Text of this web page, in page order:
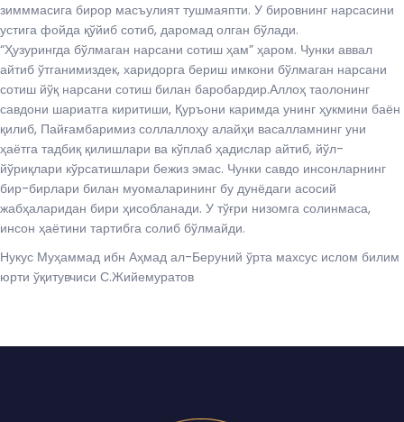
зимммасига бирор масъулият тушмаяпти. У бировнинг нарсасини
устига фойда қўйиб сотиб, даромад олган бўлади.
“Ҳузурингда бўлмаган нарсани сотиш ҳам” ҳаром. Чунки аввал
айтиб ўтганимиздек, харидорга бериш имкони бўлмаган нарсани
сотиш йўқ нарсани сотиш билан баробардир.Аллоҳ таолонинг
савдони шариатга киритиши, Қуръони каримда унинг ҳукмини баён
қилиб, Пайғамбаримиз соллаллоҳу алайҳи васалламнинг уни
ҳаётга тадбиқ қилишлари ва кўплаб ҳадислар айтиб, йўл-
йўриқлари кўрсатишлари бежиз эмас. Чунки савдо инсонларнинг
бир-бирлари билан муомаларининг бу дунёдаги асосий
жабҳаларидан бири ҳисобланади. У тўғри низомга солинмаса,
инсон ҳаётини тартибга солиб бўлмайди.
Нукус Муҳаммад ибн Аҳмад ал-Беруний ўрта махсус ислом билим
юрти ўқитувчиси С.Жийемуратов